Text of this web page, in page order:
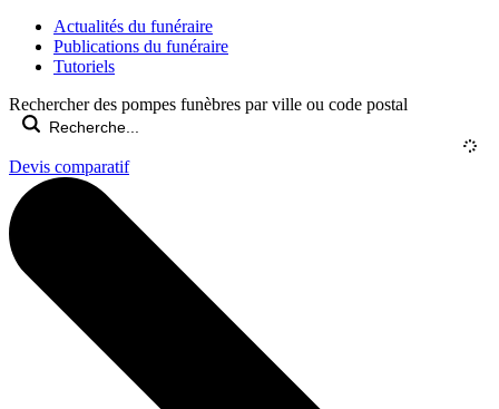
Actualités du funéraire
Publications du funéraire
Tutoriels
Rechercher des pompes funèbres par ville ou code postal
Devis comparatif